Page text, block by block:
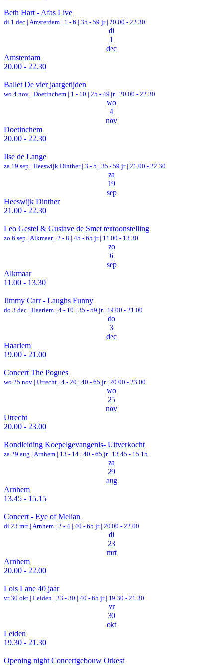
Beth Hart - Afas Live
di 1 dec | Amsterdam | 1 - 6 | 35 - 59 jr | 20.00 - 22.30
di
1
dec
Amsterdam
20.00 - 22.30
Ballet De vier jaargetijden
wo 4 nov | Doetinchem | 1 - 10 | 25 - 49 jr | 20.00 - 22.30
wo
4
nov
Doetinchem
20.00 - 22.30
Ilse de Lange
za 19 sep | Heeswijk Dinther | 3 - 5 | 35 - 59 jr | 21.00 - 22.30
za
19
sep
Heeswijk Dinther
21.00 - 22.30
Leo Gestel & Gustave de Smet tentoonstelling
zo 6 sep | Alkmaar | 2 - 8 | 45 - 65 jr | 11.00 - 13.30
zo
6
sep
Alkmaar
11.00 - 13.30
Jimmy Carr - Laughs Funny
do 3 dec | Haarlem | 4 - 10 | 35 - 59 jr | 19.00 - 21.00
do
3
dec
Haarlem
19.00 - 21.00
Concert The Pogues
wo 25 nov | Utrecht | 4 - 20 | 40 - 65 jr | 20.00 - 23.00
wo
25
nov
Utrecht
20.00 - 23.00
Rondleiding Koepelgevangenis- Uitverkocht
za 29 aug | Arnhem | 13 - 14 | 40 - 65 jr | 13.45 - 15.15
za
29
aug
Arnhem
13.45 - 15.15
Concert - Eye of Melian
di 23 mrt | Arnhem | 2 - 4 | 40 - 65 jr | 20.00 - 22.00
di
23
mrt
Arnhem
20.00 - 22.00
Lois Lane 40 jaar
vr 30 okt | Leiden | 23 - 30 | 40 - 65 jr | 19.30 - 21.30
vr
30
okt
Leiden
19.30 - 21.30
Opening night Concertgebouw Orkest